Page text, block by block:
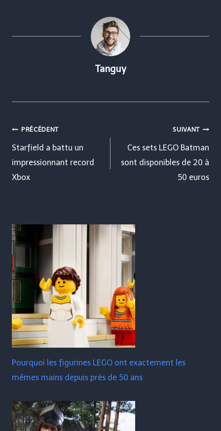
Tanguy
Navigation
de
l’article
PRÉCÉDENT
Starfield a battu un
impressionnant record
Xbox
SUIVANT
Ces sets LEGO Batman
sont disponibles de 20 à
50 euros
Pourquoi les figurines LEGO ont exactement les
mêmes mains depuis près de 50 ans